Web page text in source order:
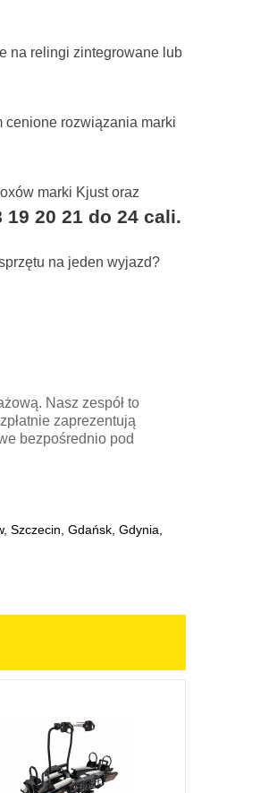
na relingi zintegrowane lub
cenione rozwiązania marki
marki Kjust oraz
20 21 do 24 cali.
na jeden wyjazd?
Nasz zespół to
zaprezentują
bezpośrednio pod
Szczecin, Gdańsk, Gdynia,